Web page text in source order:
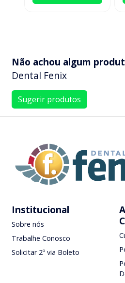
Não achou algum
Dental Fenix
Sugerir produtos
Institucional
Sobre nós
Trabalhe Conosco
Solicitar 2º via Boleto